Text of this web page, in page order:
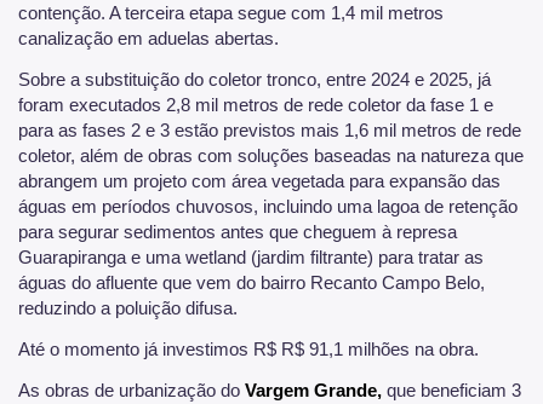
contenção. A terceira etapa segue com 1,4 mil metros
canalização em aduelas abertas.
Sobre a substituição do coletor tronco, entre 2024 e 2025, já
foram executados 2,8 mil metros de rede coletor da fase 1 e
para as fases 2 e 3 estão previstos mais 1,6 mil metros de rede
coletor, além de obras com soluções baseadas na natureza que
abrangem um projeto com área vegetada para expansão das
águas em períodos chuvosos, incluindo uma lagoa de retenção
para segurar sedimentos antes que cheguem à represa
Guarapiranga e uma wetland (jardim filtrante) para tratar as
águas do afluente que vem do bairro Recanto Campo Belo,
reduzindo a poluição difusa.
Até o momento já investimos R$ R$ 91,1 milhões na obra.
As obras de urbanização do Vargem Grande, que beneficiam 3